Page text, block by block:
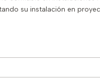
su instalación en